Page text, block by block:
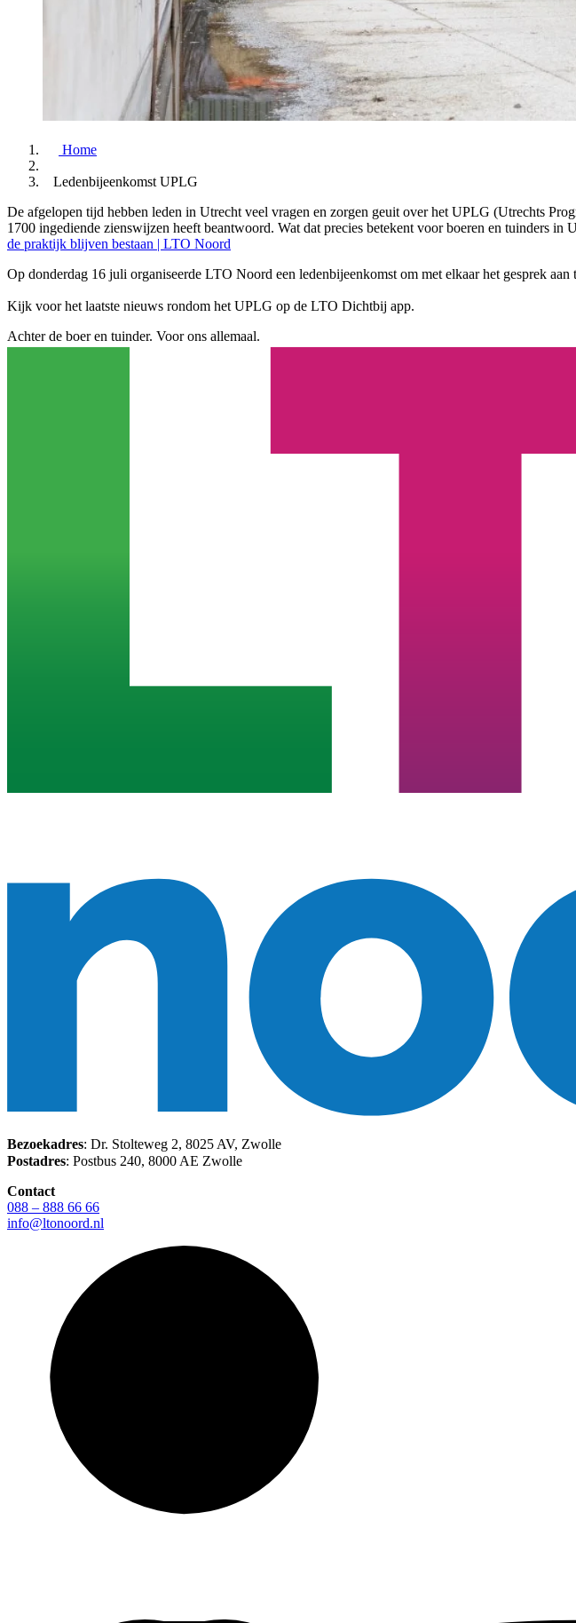
Home
Ledenbijeenkomst UPLG
De afgelopen tijd hebben leden in Utrecht veel vragen en zorgen geuit over het UPLG (Utrechts
1700 ingediende zienswijzen heeft beantwoord. Wat dat precies betekent voor boeren en tuinders
de praktijk blijven bestaan | LTO Noord
Op donderdag 16 juli organiseerde LTO Noord een ledenbijeenkomst om met elkaar het gesprek
Kijk voor het laatste nieuws rondom het UPLG op de LTO Dichtbij app.
Achter de boer en tuinder. Voor ons allemaal.
Bezoekadres: Dr. Stolteweg 2, 8025 AV, Zwolle
Postadres: Postbus 240, 8000 AE Zwolle
Contact
088 – 888 66 66
info@ltonoord.nl